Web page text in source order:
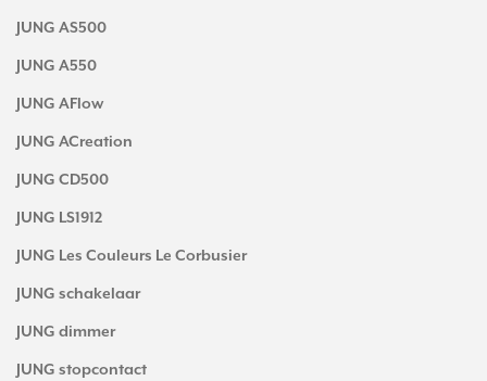
JUNG AS500
JUNG A550
JUNG AFlow
JUNG ACreation
JUNG CD500
JUNG LS1912
JUNG Les Couleurs Le Corbusier
JUNG schakelaar
JUNG dimmer
JUNG stopcontact